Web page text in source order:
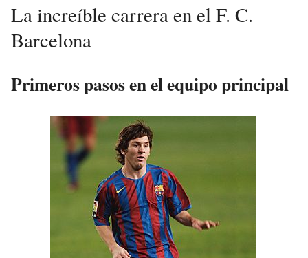
La increíble carrera en el F. C.
Barcelona
Primeros pasos en el equipo principal